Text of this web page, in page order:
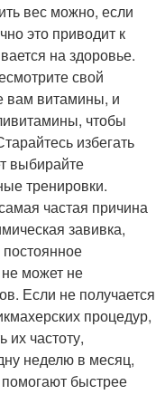
вес можно, если
это приводит к
на здоровье.
свой
вам витамины, и
чтобы
избегать
выбирайте
тренировки.
частая причина
завивка,
может не
Если не получается
процедур,
их частоту,
неделю в месяц,
помогают быстрее